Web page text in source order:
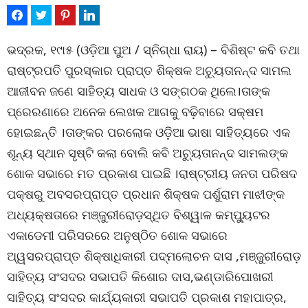
ଭଦ୍ରକ, ୧୯ା୫ (ଓଡ଼ିଆ ପୁଅ / ସ୍ନିଗ୍ଧା ରାୟ) – ବିଶିଷ୍ଟ କବି ତଥା
ରାଷ୍ଟ୍ରପତି ପୁରସ୍କାର ପ୍ରାପ୍ତ ଶିକ୍ଷକ ଅଚ୍ୟୁତାନନ୍ଦ ସାମଲ
ଆଜୀବନ ଜଣେ ସାହିତ୍ୟ ସାଧକ ଓ ସଙ୍ଗଠକ ଥିଲେ।ତାଙ୍କ
ପ୍ରେରଣାରେ ଅନେକ ଲେଖକ ଆଗକୁ ବଢ଼ିବାରେ ସକ୍ଷମ
ହୋଇଛନ୍ତି ।ତାଙ୍କର ପରଲୋକ ଓଡ଼ିଆ ଭାଷା ସାହିତ୍ୟରେ ଏକ
ଶୂନ୍ୟ ସ୍ଥାନ ସୃଷ୍ଟି କଲା ବୋଲି କବି ଅଚ୍ୟୁତାନନ୍ଦ ସାମଲଙ୍କ
ଶୋକ ସଭାରେ ମତ ପ୍ରକାଶ ପାଇଛି ।ରାଷ୍ଟ୍ରୀୟ ଜନତା ପରିଷଦ
ପକ୍ଷରୁ ଅବସରପ୍ରାପ୍ତ ପ୍ରଧାନ ଶିକ୍ଷକ ପର୍ଶୁରାମ ମାଝୀଙ୍କ
ଅଧ୍ୟକ୍ଷତାରେ ମଞ୍ଜୁରୀରୋଡ଼ସ୍ଥିତ ବିଶ୍ୱାଳ କମ୍ପ୍ୟୁଟର
ଏକାଡେମୀ ପରିସରରେ ଅନୁଷ୍ଠିତ ଶୋକ ସଭାରେ
ଅ୍ୱସରପ୍ରାପ୍ତ ଶିକ୍ଷାଧିକାରୀ ପଦ୍ମଲୋଚନ ଦାସ ,ମଞ୍ଜୁରୀରୋଡ଼
ସାହିତ୍ୟ ସଂସଦର ସଭାପତି କିଶୋର ଦାସ,ଭଣ୍ଡାରିପୋଖରୀ
ସାହିତ୍ୟ ସଂସଦର କାର୍ଯ୍ୟକାରୀ ସଭାପତି ପ୍ରକାଶ ମହାପାତ୍ର,